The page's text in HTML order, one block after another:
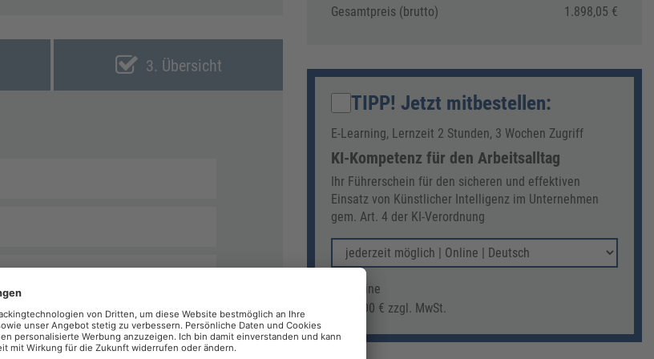
3. Übersicht
Gesamtpreis (brutto) 1.898,05 €
TIPP! Jetzt mitbestellen:
E-Learning, Lernzeit 2 Stunden, 3 Wochen Zugriff
KI-Kompetenz für den Arbeitsalltag
Ihr Führerschein für den sicheren und effektiven
Einsatz von Künstlicher Intelligenz im Unternehmen
gem. Art. 4 der KI-Verordnung
Online
95,00 € zzgl. MwSt.